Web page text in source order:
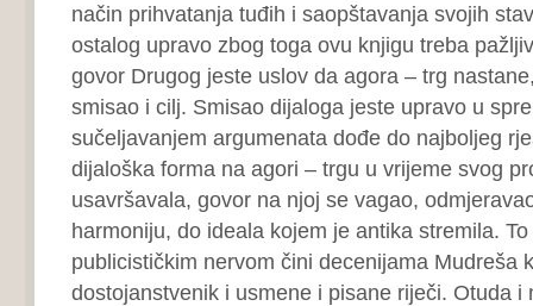
način prihvatanja tuđih i saopštavanja svojih
ostalog upravo zbog toga ovu knjigu treba
govor Drugog jeste uslov da agora – trg
smisao i cilj. Smisao dijaloga jeste upravo u
sučeljavanjem argumenata dođe do najboljeg
dijaloška forma na agori – trgu u vrijeme svog
usavršavala, govor na njoj se vagao,
harmoniju, do ideala kojem je antika stremila.
publicističkim nervom čini decenijama Mudreša
dostojanstvenik i usmene i pisane riječi. Otuda i